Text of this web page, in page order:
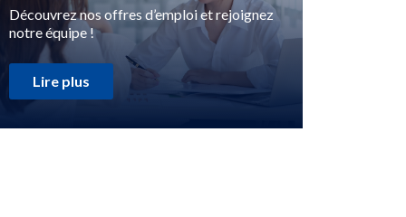
Découvrez nos offres d’emploi et rejoignez
notre équipe !
Lire plus